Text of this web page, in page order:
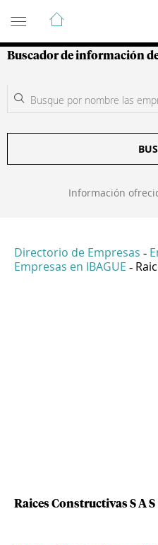
Guía de Empresas
Buscador de información
Información
Directorio de Empresas -
Empresas en IBAGUE -
Raices Constructivas S A S